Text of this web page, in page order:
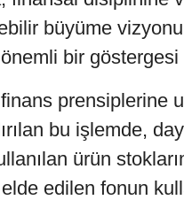
büyüme
bir göstergesi
finans prensiplerine
bu işlemde,
ürün
edilen fonun